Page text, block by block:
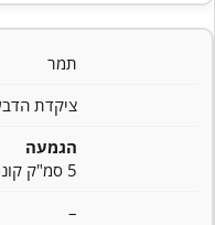
תמר
ציקדת
הגמעה
5 סמ"ק קונפידור לעץ דקל
–